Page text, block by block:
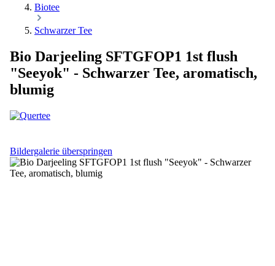
Biotee
Schwarzer Tee
Bio Darjeeling SFTGFOP1 1st flush
"Seeyok" - Schwarzer Tee, aromatisch,
blumig
Bildergalerie überspringen